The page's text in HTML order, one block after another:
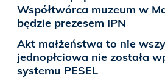
Współtwórca muzeum w
będzie prezesem IPN
Akt małżeństwa to nie
jednopłciowa nie została
systemu PESEL